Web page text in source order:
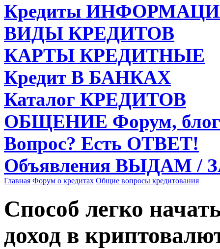
Кредиты
ВИДЫ КРЕДИТОВ
КАРТЫ КРЕДИТНЫЕ
Кредит В БАНКАХ
Каталог КРЕДИТОВ
ОБЩЕНИЕ Форум,
Вопрос? Есть ОТВЕТ!
Объявления ВЫДАМ /
Главная Форум о кредитах Общие вопросы кредитования
Способ легко
доход в